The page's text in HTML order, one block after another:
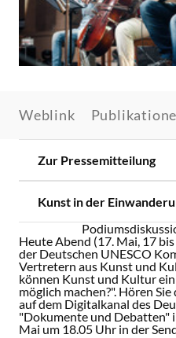
Weblink
Zur Pressemitteilung
Kunst in der
Heute Abend (17. Mai, 17
der Deutschen UNESCO
Vertretern aus Kunst und
können Kunst und Kultur
möglich machen?". Hören
auf dem Digitalkanal des
"Dokumente und Debatten"
Mai um 18.05 Uhr in der